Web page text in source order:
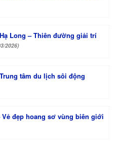
Long – Thiên đường giải trí
2026)
tâm du lịch sôi động
Vẻ đẹp hoang sơ vùng biên giới